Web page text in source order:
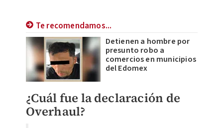
Te recomendamos...
Detienen a hombre por
presunto robo a
comercios en municipios
del Edomex
¿Cuál fue la declaración de
Overhaul?